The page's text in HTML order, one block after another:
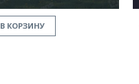
В КОРЗИНУ